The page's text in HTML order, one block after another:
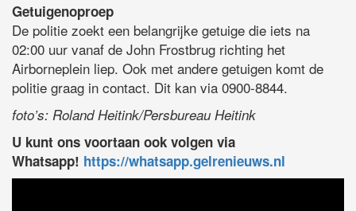
Getuigenoproep
De politie zoekt een belangrijke getuige die iets na
02:00 uur vanaf de John Frostbrug richting het
Airborneplein liep. Ook met andere getuigen komt de
politie graag in contact. Dit kan via 0900-8844.
foto’s: Roland Heitink/Persbureau Heitink
U kunt ons voortaan ook volgen via
Whatsapp! https://whatsapp.gelrenieuws.nl